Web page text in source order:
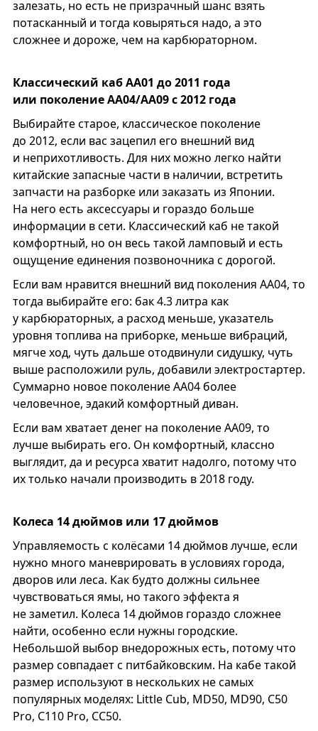
залезать, но есть не призрачный шанс взять
потасканный и тогда ковыряться надо, а это
сложнее и дороже, чем на карбюраторном.
Классический каб АА01 до 2011 года
или поколение АА04/AA09 с 2012 года
Выбирайте старое, классическое поколение
до 2012, если вас зацепил его внешний вид
и неприхотливость. Для них можно легко найти
китайские запасные части в наличии, встретить
запчасти на разборке или заказать из Японии.
На него есть аксессуары и гораздо больше
информации в сети. Классический каб не такой
комфортный, но он весь такой ламповый и есть
ощущение единения позвоночника с дорогой.
Если вам нравится внешний вид поколения АА04, то
тогда выбирайте его: бак 4.3 литра как
у карбюраторных, а расход меньше, указатель
уровня топлива на приборке, меньше вибраций,
мягче ход, чуть дальше отодвинули сидушку, чуть
выше расположили руль, добавили электростартер.
Суммарно новое поколение AA04 более
человечное, эдакий комфортный диван.
Если вам хватает денег на поколение АА09, то
лучше выбирать его. Он комфортный, классно
выглядит, да и ресурса хватит надолго, потому что
их только начали производить в 2018 году.
Колеса 14 дюймов или 17 дюймов
Управляемость с колёсами 14 дюймов лучше, если
нужно много маневрировать в условиях города,
дворов или леса. Как будто должны сильнее
чувствоваться ямы, но такого эффекта я
не заметил. Колеса 14 дюймов гораздо сложнее
найти, особенно если нужны городские.
Небольшой выбор внедорожных есть, потому что
размер совпадает с питбайковским. На кабе такой
размер используют в нескольких не самых
популярных моделях: Little Cub, MD50, MD90, C50
Pro, С110 Pro, CC50.